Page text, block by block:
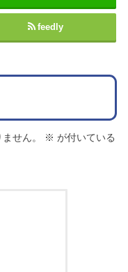
feedly
せん。 ※ が付いている